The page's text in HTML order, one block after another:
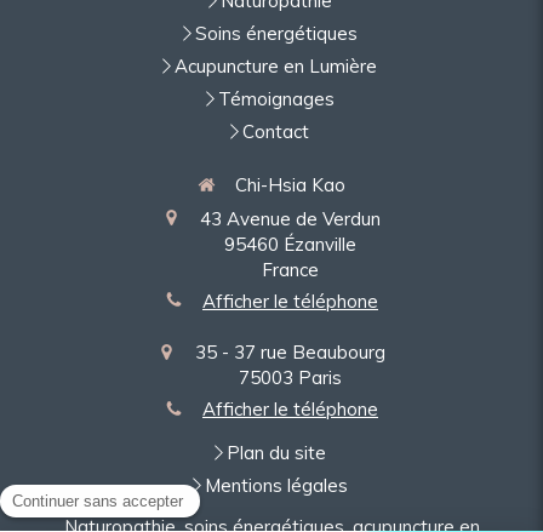
Soins énergétiques
Acupuncture en Lumière
Témoignages
Contact
Chi-Hsia Kao
43 Avenue de Verdun
95460 Ézanville
France
Afficher le téléphone
35 - 37 rue Beaubourg
75003 Paris
Afficher le téléphone
Plan du site
Mentions légales
Naturopathie, soins énergétiques, acupuncture en